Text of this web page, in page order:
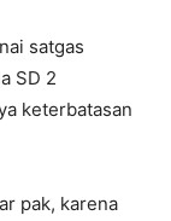
satgas
SD 2
keterbatasan
pak, karena